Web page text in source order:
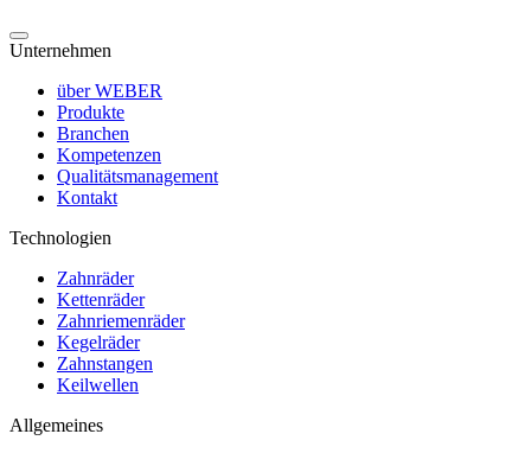
Unternehmen
über WEBER
Produkte
Branchen
Kompetenzen
Qualitätsmanagement
Kontakt
Technologien
Zahnräder
Kettenräder
Zahnriemenräder
Kegelräder
Zahnstangen
Keilwellen
Allgemeines